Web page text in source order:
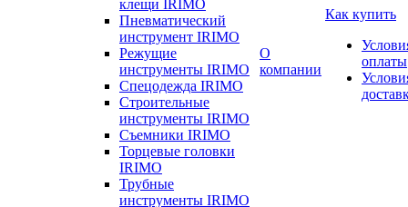
клещи IRIMO
Пневматический
инструмент IRIMO
Режущие
инструменты IRIMO
Спецодежда IRIMO
Строительные
инструменты IRIMO
Съемники IRIMO
Торцевые головки
IRIMO
Трубные
инструменты IRIMO
О
компании
Как купить
оплаты